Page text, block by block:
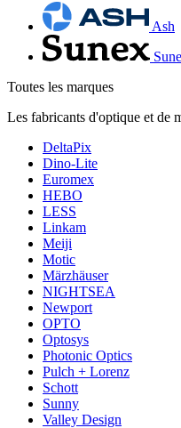
Ash
Toutes les marques
Les fabricants d'optique et de
DeltaPix
Dino-Lite
Euromex
HEBO
LESS
Linkam
Meiji
Motic
Märzhäuser
NIGHTSEA
Newport
OPTO
Optosys
Photonic Optics
Pulch + Lorenz
Schott
Sunny
Valley Design